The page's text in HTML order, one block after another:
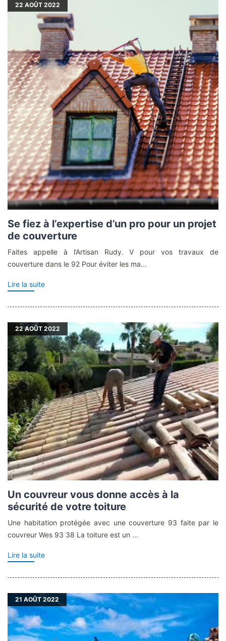
22 AOÛT 2022
Se fiez à l’expertise d’un pro pour un projet
de couverture
Faites appelle à l’Artisan Rudy. V pour vos travaux de
couverture dans le 92 Pour éviter les ma...
Lire la suite
22AOÛT 2022
Un couvreur vous donne accès à la
sécurité de votre toiture
Une habitation protégée avec une couverture 93 faite par le
couvreur Wes 93 38 La toiture est un ...
Lire la suite
21 AOÛT 2022